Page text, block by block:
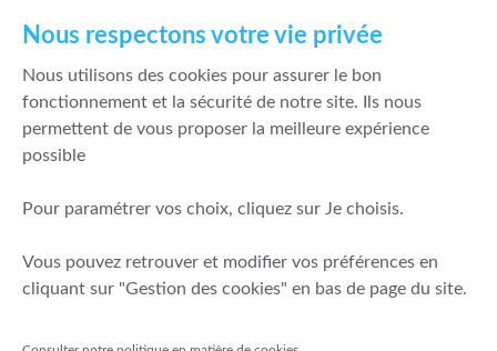
Politique de meilleure sélection
Politique de durabilité
Fonds de garantie des dépôts et de résolution
Mentions légales
Prévention de la fraude
Nous respectons votre vie privée
Nous utilisons des cookies pour assurer le bon
fonctionnement et la sécurité de notre site. Ils nous
permettent de vous proposer la meilleure expérience
possible
Pour paramétrer vos choix, cliquez sur Je choisis.
Vous pouvez retrouver et modifier vos préférences en
cliquant sur "Gestion des cookies" en bas de page du site.